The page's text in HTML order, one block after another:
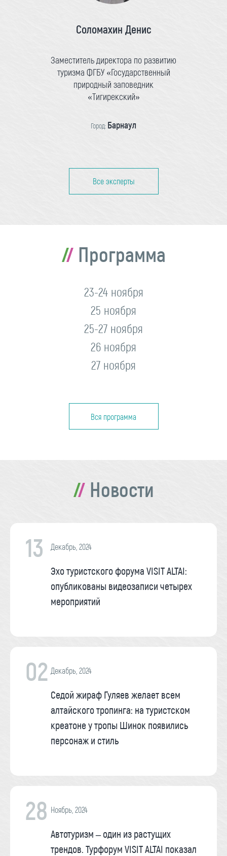
Соломахин Денис
Заместитель директора по развитию
туризма ФГБУ «Государственный
природный заповедник
«Тигирекский»
Город: Барнаул
Все эксперты
Программа
23-24 ноября
25 ноября
25-27 ноября
26 ноября
27 ноября
Вся программа
Новости
13 Декабрь, 2024
Эхо туристского форума VISIT ALTAI:
опубликованы видеозаписи четырех
мероприятий
02 Декабрь, 2024
Седой жираф Гуляев желает всем
алтайского тропинга: на туристском
креатоне у тропы Шинок появились
персонаж и стиль
28 Ноябрь, 2024
Автотуризм – один из растущих
трендов. Турфорум VISIT ALTAI показал